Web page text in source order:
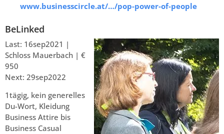
www.businesscircle.at/…/pop-power-of-people
BeLinked
Last: 16sep2021 |
Schloss Mauerbach | €
950
Next: 29sep2022
1tägig, kein generelles
Du-Wort, Kleidung
Business Attire bis
Business Casual